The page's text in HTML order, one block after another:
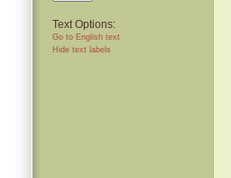
Text Options:
Go to English text
Hide text labels